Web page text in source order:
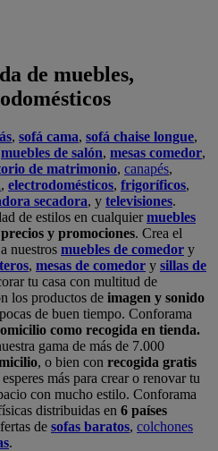
de muebles,
, sofá cama, sofá chaise longue,
muebles de salón, mesas comedor,
de matrimonio, canapés,
, electrodomésticos, frigoríficos,
secadora, y televisiones.
de estilos en cualquiermuebles
y promociones. Crea el
nuestros muebles de comedor y
, mesas de comedor y sillas de
tu casa con multitud de
los productos de imagen y sonido
de buen tiempo. Conforama
como recogida en tienda.
gama de más de 7.000
, o bien con recogida gratis
más para crear o renovar tu
con mucho estilo. Conforama
distribuidas en 6 países
de sofas baratos, colchones
.